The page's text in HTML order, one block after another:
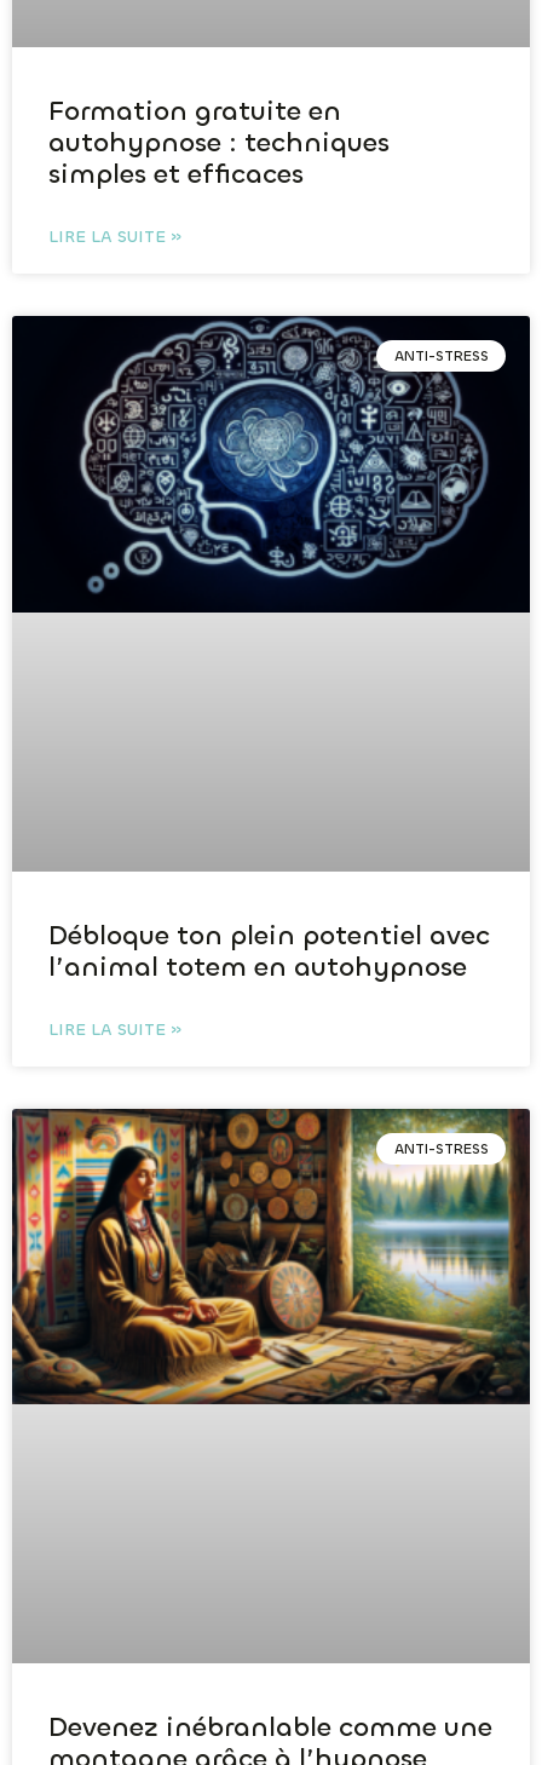
Formation gratuite en
autohypnose : techniques
simples et efficaces
LIRE LA SUITE »
ANTI-STRESS
Débloque ton plein potentiel avec
l’animal totem en autohypnose
LIRE LA SUITE »
ANTI-STRESS
Devenez inébranlable comme une